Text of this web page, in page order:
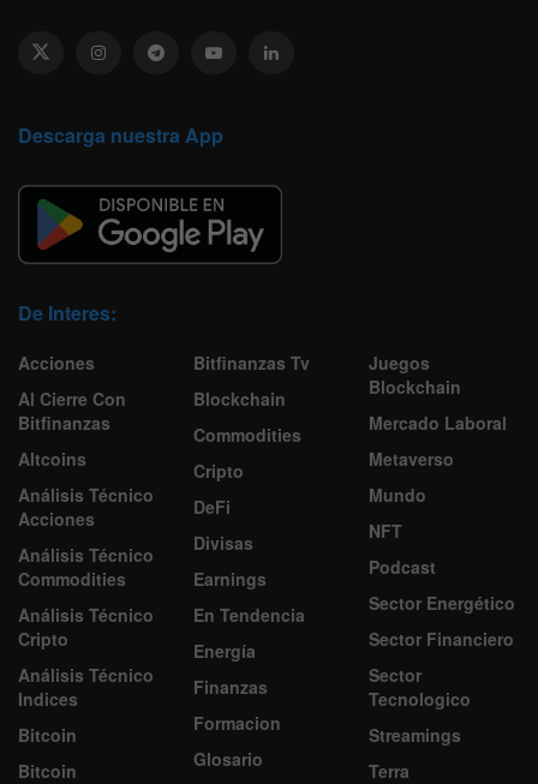
Descarga nuestra App
De Interes:
Acciones
Al Cierre Con
Bitfinanzas
Altcoins
Análisis Técnico
Acciones
Análisis Técnico
Commodities
Análisis Técnico
Cripto
Análisis Técnico
Indices
Bitcoin
Bitcoin
Bitfinanzas Tv
Blockchain
Commodities
Cripto
DeFi
Divisas
Earnings
En Tendencia
Energía
Finanzas
Formacion
Glosario
Juegos
Blockchain
Mercado Laboral
Metaverso
Mundo
NFT
Podcast
Sector Energético
Sector Financiero
Sector
Tecnologico
Streamings
Terra